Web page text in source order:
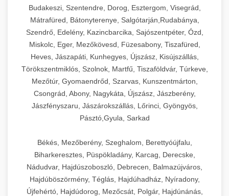
Budakeszi, Szentendre, Dorog, Esztergom, Visegrád,
Mátrafüred, Bátonyterenye, Salgótarján,Rudabánya,
Szendrő, Edelény, Kazincbarcika, Sajószentpéter, Ózd,
Miskolc, Eger, Mezőkövesd, Füzesabony, Tiszafüred,
Heves, Jászapáti, Kunhegyes, Újszász, Kisújszállás,
Törökszentmiklós, Szolnok, Martfű, Tiszaföldvár, Túrkeve,
Mezőtúr, Gyomaendrőd, Szarvas, Kunszentmárton,
Csongrád, Abony, Nagykáta, Újszász, Jászberény,
Jászfényszaru, Jászárokszállás, Lőrinci, Gyöngyös,
Pásztó,Gyula, Sarkad
Békés, Mezőberény, Szeghalom, Berettyóújfalu,
Biharkeresztes, Püspökladány, Karcag, Derecske,
Nádudvar, Hajdúszoboszló, Debrecen, Balmazújváros,
Hajdúböszörmény, Téglás, Hajdúhadház, Nyíradony,
Újfehértó, Hajdúdorog, Mezőcsát, Polgár, Hajdúnánás,